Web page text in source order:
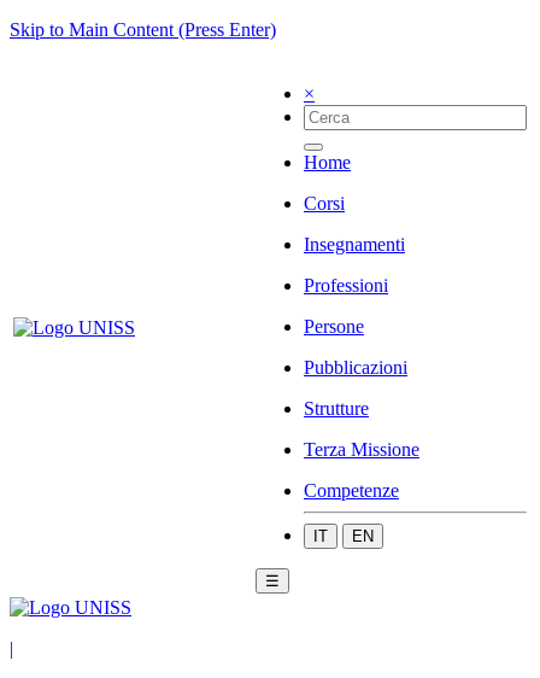
Skip to Main Content (Press Enter)
×
Home
Corsi
Insegnamenti
Professioni
Persone
Pubblicazioni
Strutture
Terza Missione
Competenze
IT EN
☰
|